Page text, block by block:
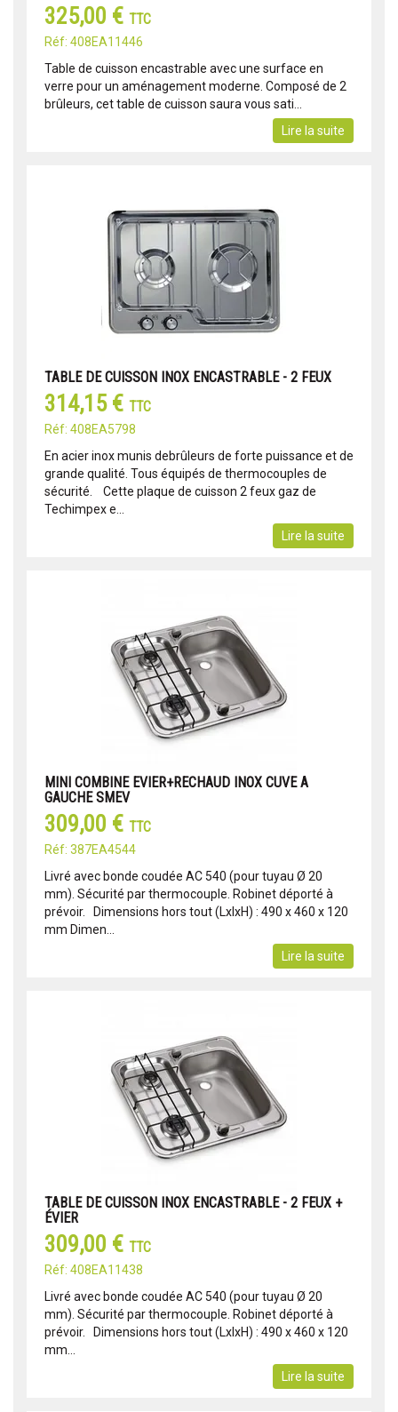
325,00 € TTC
Réf: 408EA11446
Table de cuisson encastrable avec une surface en
verre pour un aménagement moderne. Composé de 2
brûleurs, cet table de cuisson saura vous sati...
Lire la suite
TABLE DE CUISSON INOX ENCASTRABLE - 2 FEUX
314,15 € TTC
Réf: 408EA5798
En acier inox munis debrûleurs de forte puissance et de
grande qualité. Tous équipés de thermocouples de
sécurité. Cette plaque de cuisson 2 feux gaz de
Techimpex e...
Lire la suite
MINI COMBINE EVIER+RECHAUD INOX CUVE A
GAUCHE SMEV
309,00 € TTC
Réf: 387EA4544
Livré avec bonde coudée AC 540 (pour tuyau Ø 20
mm). Sécurité par thermocouple. Robinet déporté à
prévoir. Dimensions hors tout (LxlxH) : 490 x 460 x 120
mm Dimen...
Lire la suite
TABLE DE CUISSON INOX ENCASTRABLE - 2 FEUX +
ÉVIER
309,00 € TTC
Réf: 408EA11438
Livré avec bonde coudée AC 540 (pour tuyau Ø 20
mm). Sécurité par thermocouple. Robinet déporté à
prévoir. Dimensions hors tout (LxlxH) : 490 x 460 x 120
mm ​​​​​...
Lire la suite